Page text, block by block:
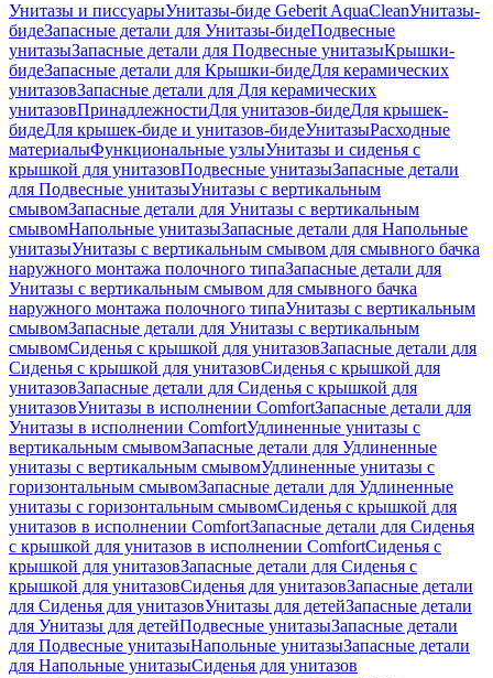
Унитазы и писсуарыУнитазы-биде Geberit AquaCleanУнитазы-
бидеЗапасные детали для Унитазы-бидеПодвесные
унитазыЗапасные детали для Подвесные унитазыКрышки-
бидеЗапасные детали для Крышки-бидеДля керамических
унитазовЗапасные детали для Для керамических
унитазовПринадлежностиДля унитазов-бидеДля крышек-
бидеДля крышек-биде и унитазов-бидеУнитазыРасходные
материалыФункциональные узлыУнитазы и сиденья с
крышкой для унитазовПодвесные унитазыЗапасные детали
для Подвесные унитазыУнитазы с вертикальным
смывомЗапасные детали для Унитазы с вертикальным
смывомНапольные унитазыЗапасные детали для Напольные
унитазыУнитазы с вертикальным смывом для смывного бачка
наружного монтажа полочного типаЗапасные детали для
Унитазы с вертикальным смывом для смывного бачка
наружного монтажа полочного типаУнитазы с вертикальным
смывомЗапасные детали для Унитазы с вертикальным
смывомСиденья с крышкой для унитазовЗапасные детали для
Сиденья с крышкой для унитазовСиденья с крышкой для
унитазовЗапасные детали для Сиденья с крышкой для
унитазовУнитазы в исполнении ComfortЗапасные детали для
Унитазы в исполнении ComfortУдлиненные унитазы с
вертикальным смывомЗапасные детали для Удлиненные
унитазы с вертикальным смывомУдлиненные унитазы с
горизонтальным смывомЗапасные детали для Удлиненные
унитазы с горизонтальным смывомСиденья с крышкой для
унитазов в исполнении ComfortЗапасные детали для Сиденья
с крышкой для унитазов в исполнении ComfortСиденья с
крышкой для унитазовЗапасные детали для Сиденья с
крышкой для унитазовСиденья для унитазовЗапасные детали
для Сиденья для унитазовУнитазы для детейЗапасные детали
для Унитазы для детейПодвесные унитазыЗапасные детали
для Подвесные унитазыНапольные унитазыЗапасные детали
для Напольные унитазыСиденья для унитазов